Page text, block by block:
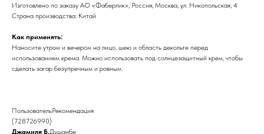
Изготовлено по заказу АО «Фаберлик», Россия, Москва, ул. Никопольская, 4
Страна производства: Китай
Как применять:
Наносите утром и вечером на лицо, шею и область декольте перед
использованием крема. Можно использовать под солнцезащитный крем, чтобы
сделать загар безупречным и ровным.
ПользовательРекомендация
(728726990)
Джамиля Б.Душанбе